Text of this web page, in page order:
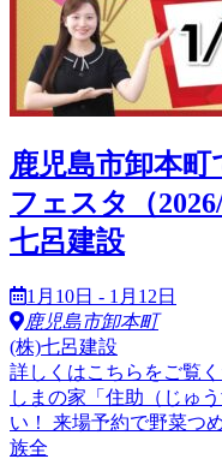
鹿児島市卸本
フェスタ（
七呂建設
1月10日 - 1月12日
鹿児島市卸本町
(株)七呂建設
詳しくはこちらをご覧
しまの家「住助（じゅ
い！ 来場予約で野菜つ
族全